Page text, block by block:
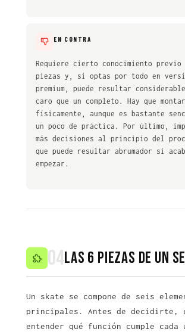
EN CONTRA
Requiere cierto conocimiento previo
piezas y, si optas por todo en
premium, puede resultar
caro que un completo. Hay que
físicamente, aunque es bastante
un poco de práctica. Por último,
más decisiones al principio del
que puede resultar abrumador si
empezar.
04Las 6 piezas de un
Un skate se compone de seis
principales. Antes de decidirte,
entender qué función cumple cada